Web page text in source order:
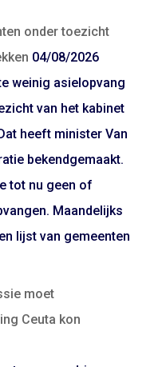
onder toezicht
04/08/2026
weinig asielopvang
van het kabinet
heeft minister Van
bekendgemaakt.
tot nu geen of
Maandelijks
lijst van gemeenten
moet
Ceuta kon